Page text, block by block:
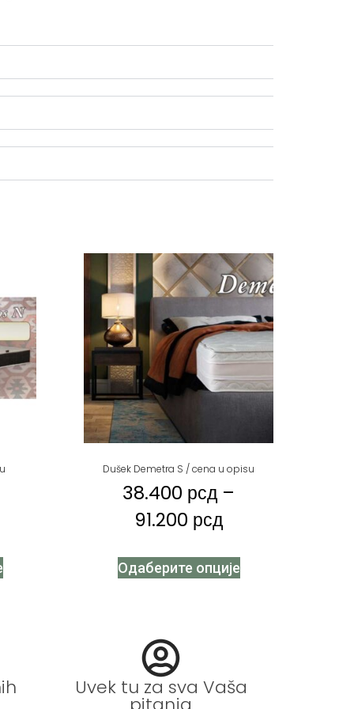
Dušek Demetra S / cena u opisu
38.400 рсд –
91.200 рсд
Одаберите опције
Uvek tu za sva Vaša